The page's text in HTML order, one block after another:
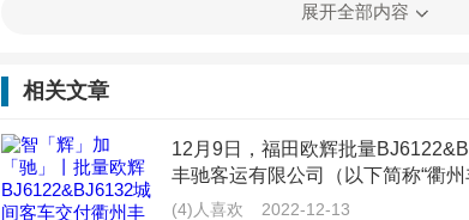
后，行车记录仪依然工作，简单来说就是24小时全
时便无法提供充足的电量。
除此之外，熄火后行车记录仪还工作的情况是记录
功能。停车监控功能需要记录仪内置电池或接保险
展开全部内容
相关文章
12月9日，福田欧辉批量
丰驰客运有限公司（以下简称“衢
提供更加丰富多样的产品线，全面
(4)人喜欢 2022-12-13